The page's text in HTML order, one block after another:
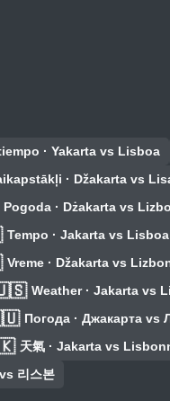
· Yakarta vs Lisboa
· Džakarta vs
Pogoda · Dżakarta vs
Tempo · Jakarta vs Lisboa
Vreme · Džakarta vs
Weather · Jakarta vs
Погода · Джакарта vs
天氣 · Jakarta vs
리스본